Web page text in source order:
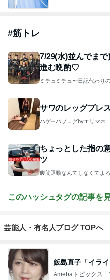
#筋トレ
7/29(水)並んでま
進む晩酌♡
ミチュミチュ〜日記代わり
サワのレッグプレ
ハゲーバブログbyエリマネ
ちょっとした指の
ツ
腹筋運動なんてしなくてよ
このハッシュタグの記事を
芸能人・有名人ブログ TOPへ
飯島直子「イラ
Amebaトピックス